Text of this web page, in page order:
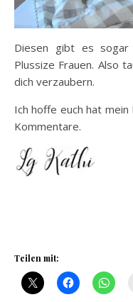
Diesen gibt es
Plussize Frauen. Also
dich verzaubern.
Ich hoffe euch hat
Kommentare.
Teilen mit: